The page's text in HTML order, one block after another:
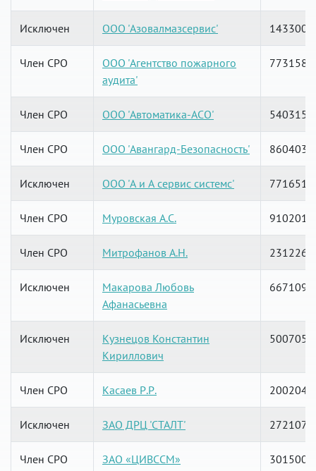
Исключен ООО 'Азовалмазсервис'
Член СРО
ООО 'Агентство пожарного
аудита'
Член СРО ООО 'Автоматика-АСО'
Член СРО ООО 'Авангард-Безопасность'
Исключен ООО 'А и А сервис системс'
Член СРО Муровская А.С.
Член СРО Митрофанов А.Н.
Исключен
Макарова Любовь
Афанасьевна
Исключен
Кузнецов Константин
Кириллович
Член СРО Касаев Р.Р.
Исключен ЗАО ДРЦ 'СТАЛТ'
Член СРО ЗАО «ЦИВССМ»